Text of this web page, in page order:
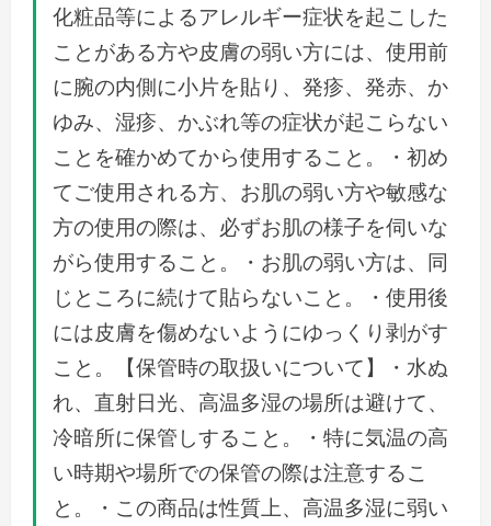
化粧品等によるアレルギー症状を起こした
ことがある方や皮膚の弱い方には、使用前
に腕の内側に小片を貼り、発疹、発赤、か
ゆみ、湿疹、かぶれ等の症状が起こらない
ことを確かめてから使用すること。・初め
てご使用される方、お肌の弱い方や敏感な
方の使用の際は、必ずお肌の様子を伺いな
がら使用すること。・お肌の弱い方は、同
じところに続けて貼らないこと。・使用後
には皮膚を傷めないようにゆっくり剥がす
こと。【保管時の取扱いについて】・水ぬ
れ、直射日光、高温多湿の場所は避けて、
冷暗所に保管しすること。・特に気温の高
い時期や場所での保管の際は注意するこ
と。・この商品は性質上、高温多湿に弱い